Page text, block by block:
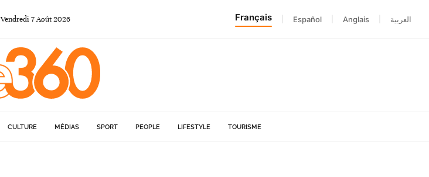
Vendredi 7Août 2026 Français Español Anglais العربية
CULTURE MÉDIAS SPORT PEOPLE LIFESTYLE TOURISME